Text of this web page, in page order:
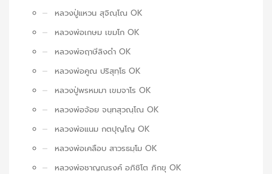
หลวงปู่แหวน สุจิณฺโณ OK
หลวงพ่อเกษม เขมโก OK
หลวงพ่อฤาษีลิงดำ OK
หลวงพ่อคูณ ปริสุทฺโธ OK
หลวงปู่พรหมมา เขมจาโร OK
หลวงพ่อจ้อย จนฺทสุวณฺโณ OK
หลวงพ่อแนม กตปุญโญ OK
หลวงพ่อเคลือบ สาวรธมฺโม OK
หลวงพ่อชาญณรงค์ อภิชิโต ภิกขุ OK